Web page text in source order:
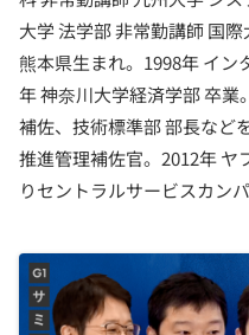
大学 法学部 非常勤講師 国
熊本県生まれ。1998年 イン
年 神奈川大学経済学部 卒業
補佐、技術標準部 部長など
推進管理補佐官。2012年 ヤ
りセントラルサービスカン